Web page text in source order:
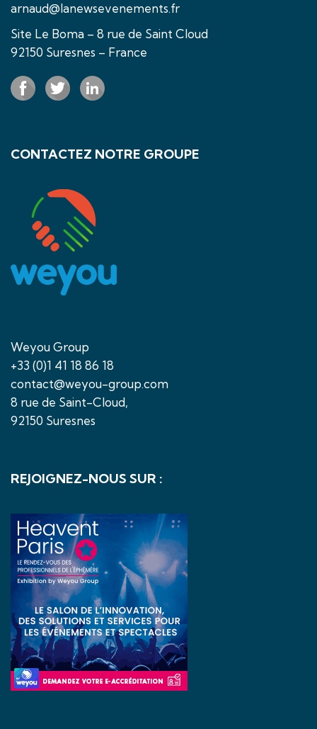
arnaud@lanewsevenements.fr
Site Le Boma – 8 rue de Saint Cloud
92150 Suresnes – France
CONTACTEZ NOTRE GROUPE
Weyou Group
+33 (0)1 41 18 86 18
contact@weyou-group.com
8 rue de Saint-Cloud,
92150 Suresnes
REJOIGNEZ-NOUS SUR :